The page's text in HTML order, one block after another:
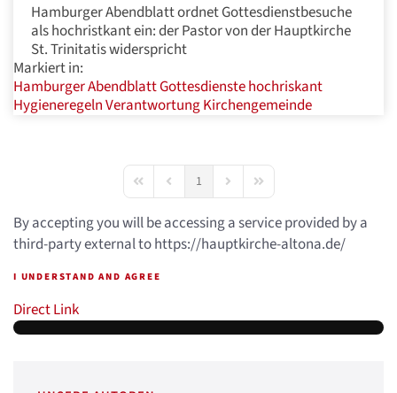
Hamburger Abendblatt ordnet Gottesdienstbesuche
als hochristkant ein: der Pastor von der Hauptkirche
St. Trinitatis widerspricht
Markiert in:
Hamburger AbendblattGottesdienstehochriskant
HygieneregelnVerantwortungKirchengemeinde
First PagePrevious Page
1 Next PageLast Page
By accepting you will be accessing a service provided by a
third-party external to https://hauptkirche-altona.de/
I UNDERSTAND AND AGREE
Direct Link